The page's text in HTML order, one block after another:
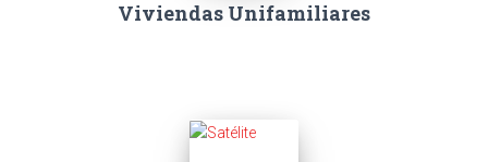
Viviendas Unifamiliares